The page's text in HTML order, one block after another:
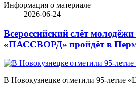
Информация о материале
2026-06-24
Всероссийский слёт
«ПАССВОРД» пройдёт в
В Новокузнецке отметили 95-летие